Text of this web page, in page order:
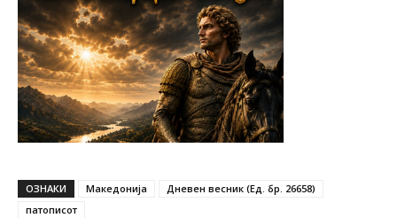
ОЗНАКИ Македонија
Дневен весник (Ед. бр. 26658)
патописот